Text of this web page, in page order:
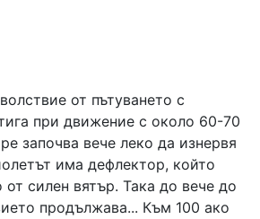
от пътуването с
при движение с около 60-70
започва вече леко да изнервя
има дефлектор, който
от силен вятър. Така до вече до
продължава... Към 100 ако